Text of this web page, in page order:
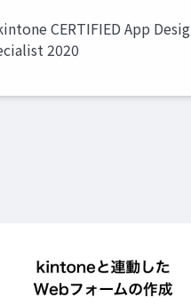
CERTIFIED App
2020